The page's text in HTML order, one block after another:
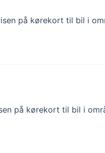
på kørekort til bil i
på kørekort til bil i